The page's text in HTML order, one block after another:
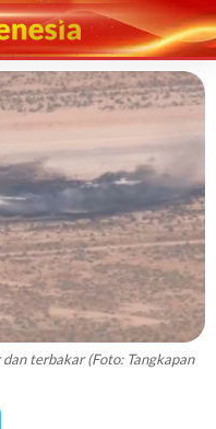
terbakar (Foto: Tangkapan